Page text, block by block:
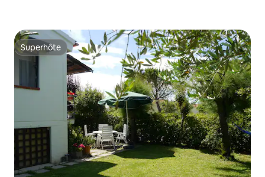
Superhôte
Superhôte